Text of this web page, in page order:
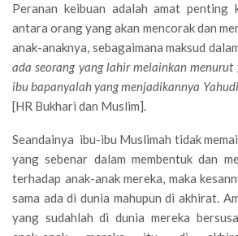
Peranan keibuan adalah amat penting
antara orang yang akan mencorak dan
anak-anaknya, sebagaimana maksud
ada seorang yang lahir melainkan
ibu bapanyalah yang menjadikannya
[HR Bukhari dan Muslim].
Seandainya ibu-ibu Muslimah tidak
yang sebenar dalam membentuk dan
terhadap anak-anak mereka, maka
sama ada di dunia mahupun di akhirat.
yang sudahlah di dunia mereka